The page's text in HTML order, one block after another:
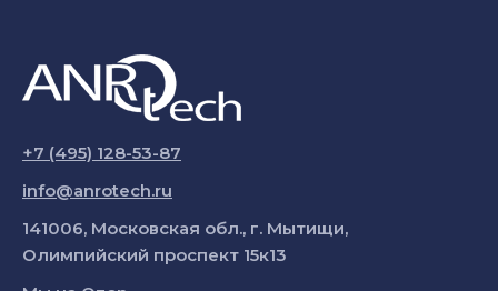
+7 (495) 128-53-87
info@anrotech.ru
141006, Московская обл., г. Мытищи,
Олимпийский проспект 15к13